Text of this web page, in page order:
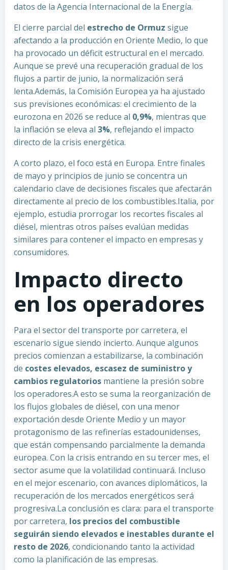
datos de la Agencia Internacional de la Energía.
El cierre parcial del estrecho de Ormuz sigue
afectando a la producción en Oriente Medio, lo que
ha provocado un déficit estructural en el mercado.
Aunque se prevé una recuperación gradual de los
flujos a partir de junio, la normalización será
lenta.Además, la Comisión Europea ya ha ajustado
sus previsiones económicas: el crecimiento de la
eurozona en 2026 se reduce al 0,9%, mientras que
la inflación se eleva al 3%, reflejando el impacto
directo de la crisis energética.
A corto plazo, el foco está en Europa. Entre finales
de mayo y principios de junio se concentra un
calendario clave de decisiones fiscales que afectarán
directamente al precio de los combustibles.Italia, por
ejemplo, estudia prorrogar los recortes fiscales al
diésel, mientras otros países evalúan medidas
similares para contener el impacto en empresas y
consumidores.
Impacto directo
en los operadores
Para el sector del transporte por carretera, el
escenario sigue siendo incierto. Aunque algunos
precios comienzan a estabilizarse, la combinación
de costes elevados, escasez de suministro y
cambios regulatorios mantiene la presión sobre
los operadores.A esto se suma la reorganización de
los flujos globales de diésel, con una menor
exportación desde Oriente Medio y un mayor
protagonismo de las refinerías estadounidenses,
que están compensando parcialmente la demanda
europea. Con la crisis entrando en su tercer mes, el
sector asume que la volatilidad continuará. Incluso
en el mejor escenario, con avances diplomáticos, la
recuperación de los mercados energéticos será
progresiva.La conclusión es clara: para el transporte
por carretera, los precios del combustible
seguirán siendo elevados e inestables durante el
resto de 2026, condicionando tanto la actividad
como la planificación de las empresas.